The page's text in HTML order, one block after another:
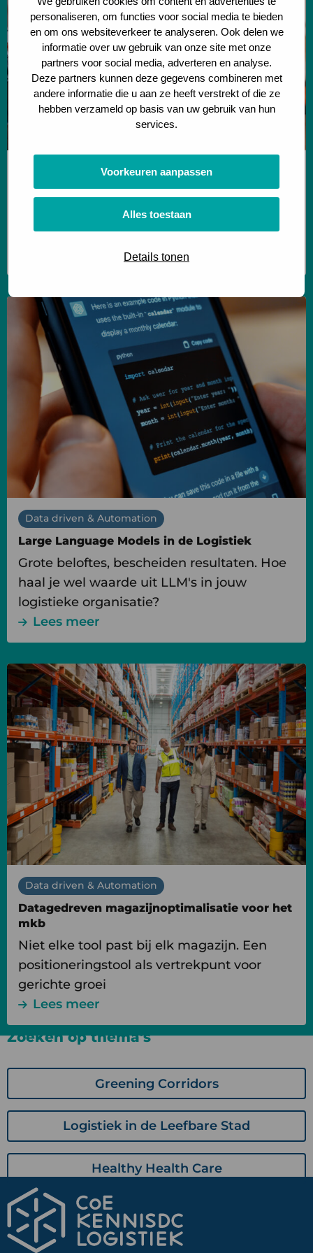
personaliseren, om functies voor social media te bieden
en om ons websiteverkeer te analyseren. Ook delen we
informatie over uw gebruik van onze site met onze
partners voor social media, adverteren en analyse.
Deze partners kunnen deze gegevens combineren met
andere informatie die u aan ze heeft verstrekt of die ze
hebben verzameld op basis van uw gebruik van hun
services.
Voorkeuren aanpassen
Alles toestaan
Details tonen
Onderzoek naar data-gedreven pallet slotting
Data driven & Automation
Hoe haal je met data enorme
efficiëntiewinst uit bestaande magazijnen?
Onderzoek
naar
data-
gedreven
pallet
slotting
Large Language Models in de Logistiek
Data driven & Automation
Grote beloftes, bescheiden resultaten. Hoe
haal je wel waarde uit LLM's in jouw
logistieke organisatie?
Lees meer
Lees
meer
Large
Language
Models
Logistiek
Datagedreven magazijnoptimalisatie voor het
mkb
Data driven & Automation
Niet elke tool past bij elk magazijn. Een
positioneringstool als vertrekpunt voor
gerichte groei
Lees meer
Lees
meer
over
Datagedreven
magazijnoptimalisatie
voor
het
mkb
Zoeken op thema's
Greening Corridors
Logistiek in de Leefbare Stad
Healthy Health Care